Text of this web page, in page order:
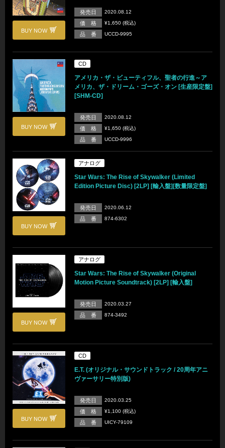
BUY NOW
発売日 2020.08.12
価 格 ¥1,650 (税込)
品 番 UCCD-9995
BUY NOW
CD
アメリカ・ザ・ビューティフル、聖者の行進～ア
メリカ、ザ・ドリーム・ゴーズ・オン [生産限定盤]
[SHM-CD]
発売日 2020.08.12
価 格 ¥1,650 (税込)
品 番 UCCD-9996
BUY NOW
アナログ
Star Wars: The Rise of Skywalker (Limited
Edition Picture Disc) [2LP] [輸入盤][数量限定盤]
発売日 2020.06.12
品 番 874-6302
BUY NOW
アナログ
Star Wars: The Rise of Skywalker (Original
Motion Picture Soundtrack) [2LP] [輸入盤]
発売日 2020.03.27
品 番 874-3492
BUY NOW
CD
E.T. (オリジナル・サウンドトラック / 20周年アニ
ヴァーサリー特別版)
発売日 2020.03.25
価 格 ¥1,100 (税込)
品 番 UICY-79109